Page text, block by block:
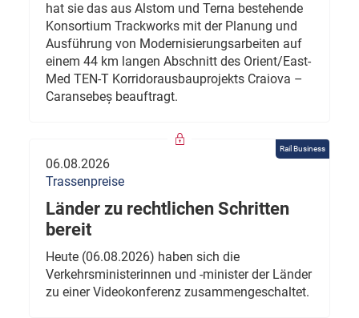
hat sie das aus Alstom und Terna bestehende
Konsortium Trackworks mit der Planung und
Ausführung von Modernisierungsarbeiten auf
einem 44 km langen Abschnitt des Orient/East-
Med TEN-T Korridorausbauprojekts Craiova –
Caransebeș beauftragt.
Rail Business
06.08.2026
Trassenpreise
Länder zu rechtlichen Schritten
bereit
Heute (06.08.2026) haben sich die
Verkehrsministerinnen und -minister der Länder
zu einer Videokonferenz zusammengeschaltet.